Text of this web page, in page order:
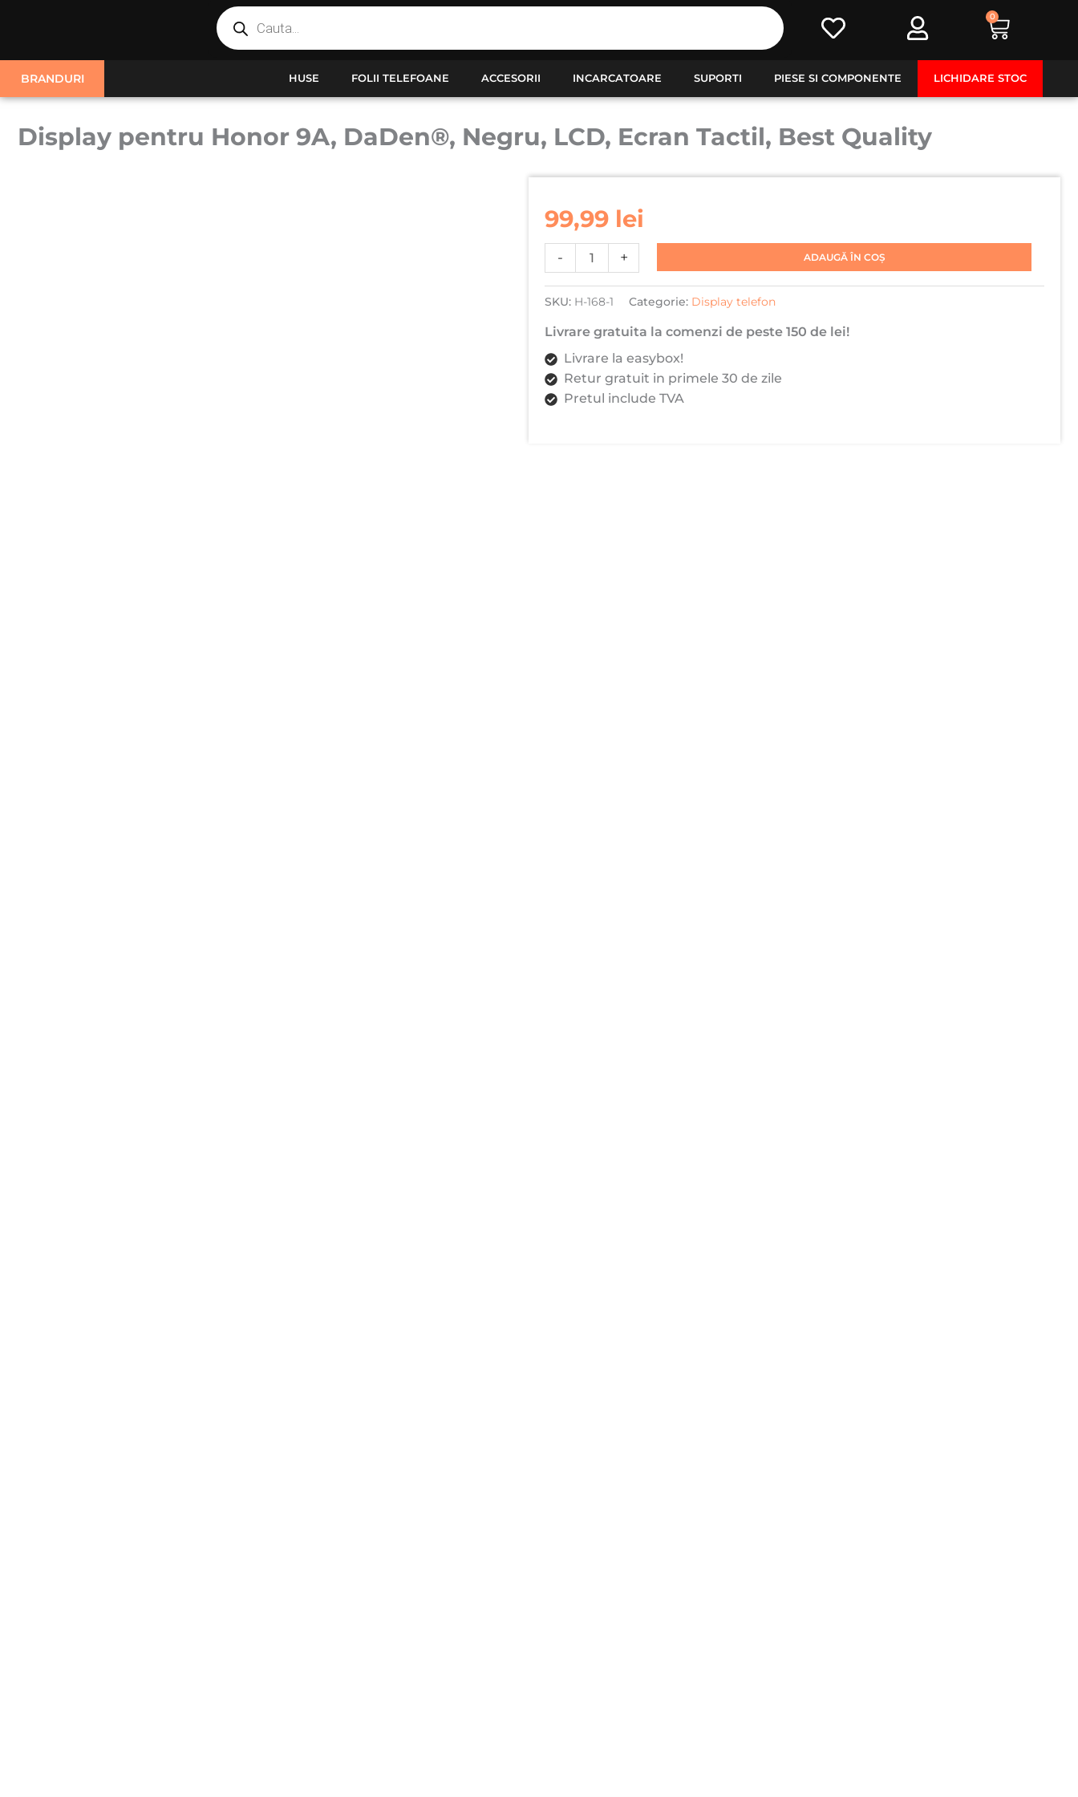
Products
search
0
Cart
BRANDURI HUSE FOLII TELEFOANE ACCESORII INCARCATOARE SUPORTI PIESE SI COMPONENTE LICHIDARE STOC
Display pentru Honor 9A, DaDen®, Negru, LCD, Ecran Tactil, Best Quality
99,99 lei
-
Display
pentru
Honor
DaDen®,
Negru,
LCD,
Tactil,
Best
Quality
+ ADAUGĂ ÎN COȘ
SKU: H-168-1 Categorie: Display telefon
Livrare gratuita la comenzi de peste 150 de lei!
Livrare la easybox!
Retur gratuit in primele 30 de zile
Pretul include TVA